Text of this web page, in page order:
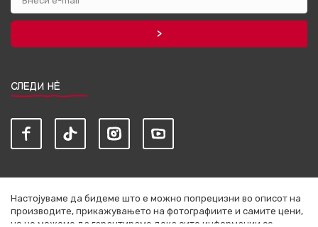
СЛЕДИ НЀ
Настојуваме да бидеме што е можно попрецизни во описот на
производите, прикажувањето на фотографиите и самите цени,
но не можеме да гарантираме дека сите информации се